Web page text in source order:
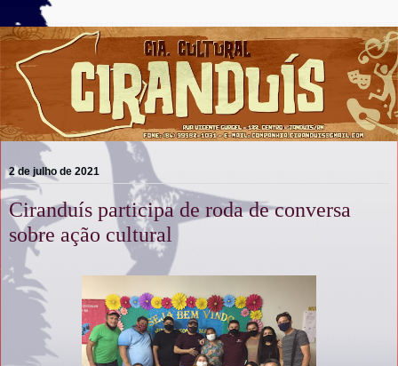
2 de julho de 2021
Ciranduís participa de roda de conversa
sobre ação cultural